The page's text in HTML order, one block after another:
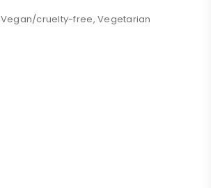
Vegan/cruelty-free,Vegetarian